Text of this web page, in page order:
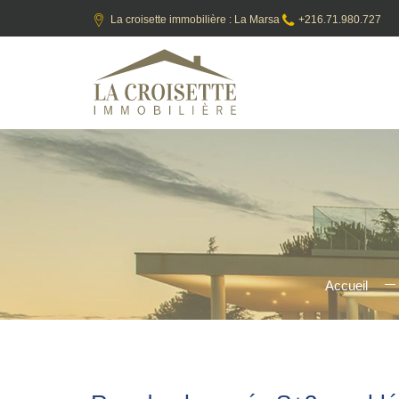
La croisette immobilière : La Marsa +216.71.980.727
Accueil